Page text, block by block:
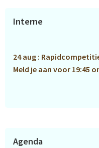
Primaire
Interne
24 aug :
Meld je aan voor 19:45
Agenda